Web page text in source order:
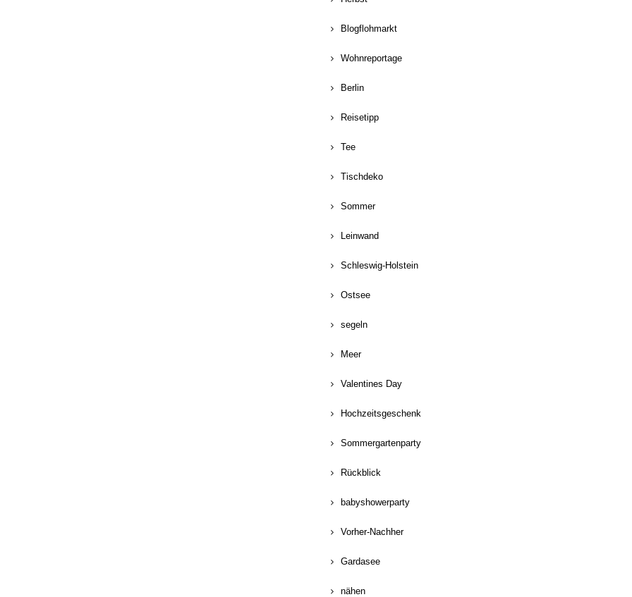
Blogflohmarkt
Wohnreportage
Berlin
Reisetipp
Tee
Tischdeko
Sommer
Leinwand
Schleswig-Holstein
Ostsee
segeln
Meer
Valentines Day
Hochzeitsgeschenk
Sommergartenparty
Rückblick
babyshowerparty
Vorher-Nachher
Gardasee
nähen